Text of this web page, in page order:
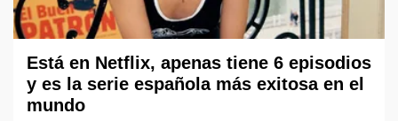
Está en Netflix, apenas tiene 6 episodios
y es la serie española más exitosa en el
mundo